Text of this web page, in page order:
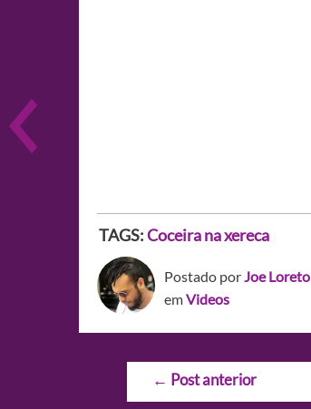
TAGS:Coceira na xereca
Postado porJoe Loreto
emVideos
Navegação
← Post anterior